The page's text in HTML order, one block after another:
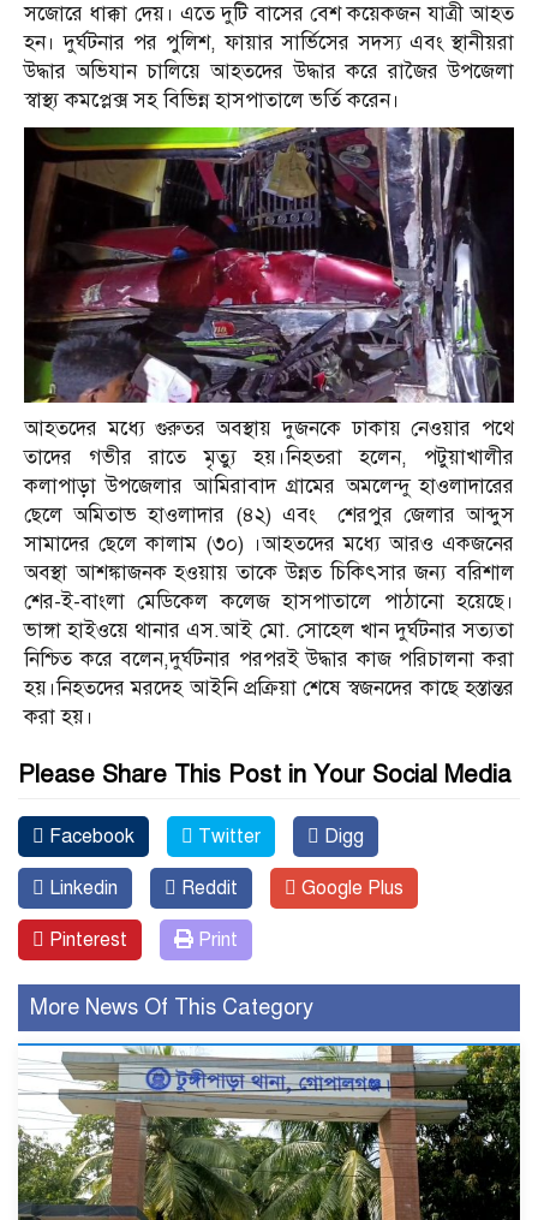
সজোরে ধাক্কা দেয়। এতে দুটি বাসের বেশ কয়েকজন যাত্রী আহত
হন। দুর্ঘটনার পর পুলিশ, ফায়ার সার্ভিসের সদস্য এবং স্থানীয়রা
উদ্ধার অভিযান চালিয়ে আহতদের উদ্ধার করে রাজৈর উপজেলা
স্বাস্থ্য কমপ্লেক্স সহ বিভিন্ন হাসপাতালে ভর্তি করেন।
আহতদের মধ্যে গুরুতর অবস্থায় দুজনকে ঢাকায় নেওয়ার পথে
তাদের গভীর রাতে মৃত্যু হয়।নিহতরা হলেন, পটুয়াখালীর
কলাপাড়া উপজেলার আমিরাবাদ গ্রামের অমলেন্দু হাওলাদারের
ছেলে অমিতাভ হাওলাদার (৪২) এবং শেরপুর জেলার আব্দুস
সামাদের ছেলে কালাম (৩০) ।আহতদের মধ্যে আরও একজনের
অবস্থা আশঙ্কাজনক হওয়ায় তাকে উন্নত চিকিৎসার জন্য বরিশাল
শের-ই-বাংলা মেডিকেল কলেজ হাসপাতালে পাঠানো হয়েছে।
ভাঙ্গা হাইওয়ে থানার এস.আই মো. সোহেল খান দুর্ঘটনার সত্যতা
নিশ্চিত করে বলেন,দুর্ঘটনার পরপরই উদ্ধার কাজ পরিচালনা করা
হয়।নিহতদের মরদেহ আইনি প্রক্রিয়া শেষে স্বজনদের কাছে হস্তান্তর
করা হয়।
Please Share This Post in Your Social Media
Facebook Twitter Digg
Linkedin Reddit Google Plus
Pinterest Print
More News Of This Category